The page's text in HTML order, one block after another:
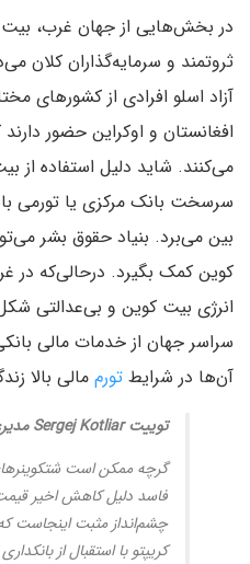
در بخش‌هایی از جهان غرب، بیت
ثروتمند و سرمایه‌گذاران کلان
آزاد اسلو افرادی از کشورهای
افغانستان و اوکراین حضور
می‌کنند. شاید دلیل استفاده از
سرسخت بانک مرکزی یا تورمی
بین می‌برد. بنیاد حقوق بشر
کوین کمک بگیرد. درحالی‌که
سراسر جهان از خدمات مالی
آن‌ها در شرایط تورم مالی بالا
توییت Sergej Kotliar مدیرعامل
گرچه ممکن است
فاسد دلیل کاهش اخیر
چشم‌انداز مثبت اینجاست